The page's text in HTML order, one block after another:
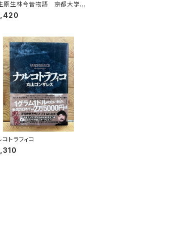
原生林今昔物語 京都大学
演習林から研究林へ
コトラフィコ